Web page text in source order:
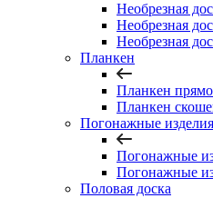
Необрезная
Необрезная
Необрезная
Планкен
Планкен
Планкен
Погонажные изделия
Погонажные
Погонажные
Половая доска